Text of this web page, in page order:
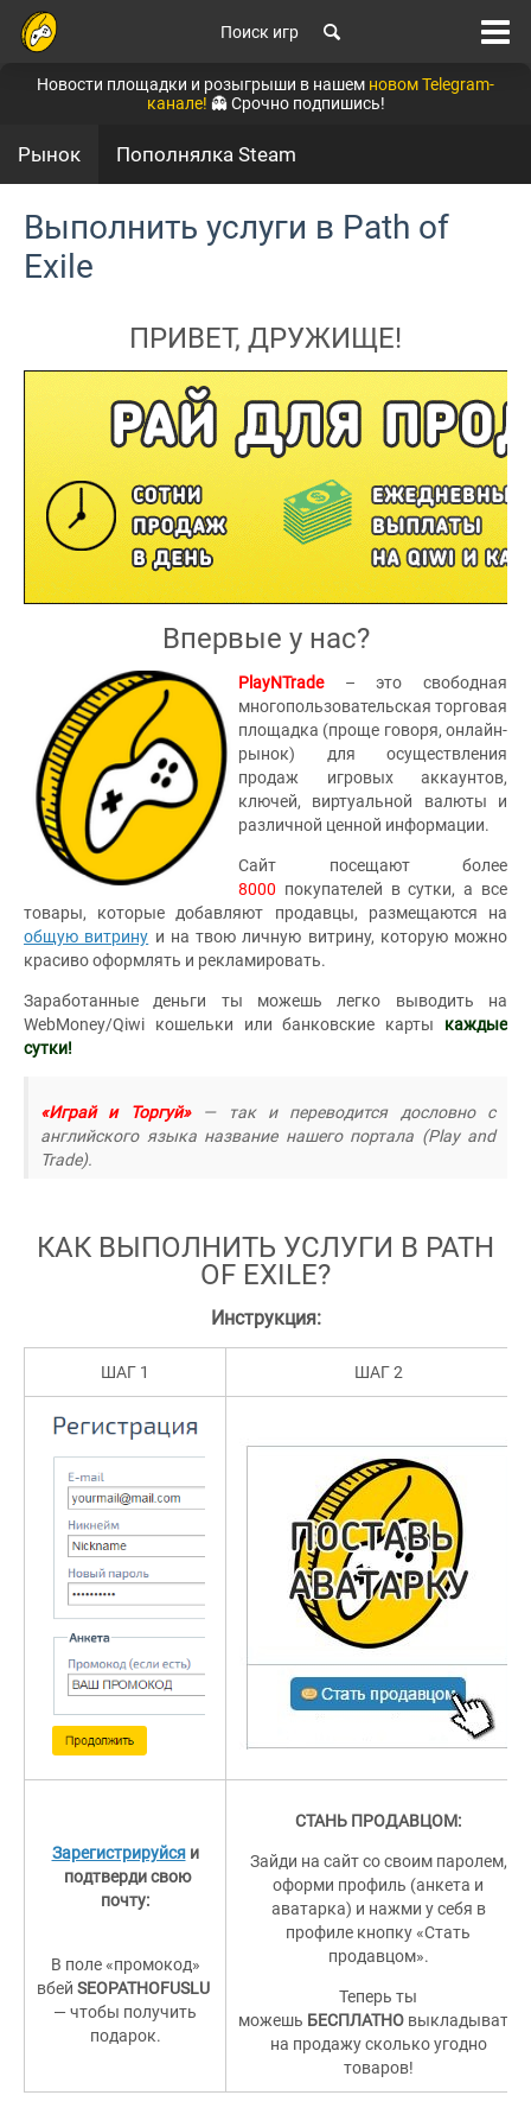
Поиск игр
Новости площадки и розыгрыши в нашем новом Telegram-
канале! 👻 Срочно подпишись!
Рынок Пополнялка Steam
Выполнить услуги в Path of
Exile
ПРИВЕТ, ДРУЖИЩЕ!
Впервые у нас?
PlayNTrade – это свободная
многопользовательская торговая
площадка (проще говоря, онлайн-
рынок) для осуществления
продаж игровых аккаунтов,
ключей, виртуальной валюты и
различной ценной информации.
Сайт посещают более
8000 покупателей в сутки, а все
товары, которые добавляют продавцы, размещаются на
общую витрину и на твою личную витрину, которую можно
красиво оформлять и рекламировать.
Заработанные деньги ты можешь легко выводить на
WebMoney/Qiwi кошельки или банковские карты каждые
сутки!
«Играй и Торгуй»— так и переводится дословно с
английского языка название нашего портала (Play and
Trade).
КАК ВЫПОЛНИТЬ УСЛУГИ В PATH
OF EXILE?
Инструкция:
ШАГ 1 ШАГ 2
Зарегистрируйсяи
подтверди свою
почту:
В поле «промокод»
вбей SEOPATHOFUSLU
— чтобы получить
подарок.
СТАНЬ ПРОДАВЦОМ:
Зайди на сайт со своим паролем,
оформи профиль (анкета и
аватарка) и нажми у себя в
профиле кнопку «Стать
продавцом».
Теперь ты
можешь БЕСПЛАТНО выкладывать
на продажу сколько угодно
товаров!